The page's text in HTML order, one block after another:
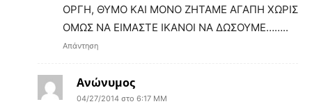
ΟΡΓΗ, ΘΥΜΟ ΚΑΙ ΜΟΝΟ ΖΗΤΑΜΕ ΑΓΑΠΗ ΧΩΡΙΣ
ΟΜΩΣ ΝΑ ΕΙΜΑΣΤΕ ΙΚΑΝΟΙ ΝΑ ΔΩΣΟΥΜΕ……..
Απάντηση
Ανώνυμος
04/27/2014 στο 6:17 ΜΜ